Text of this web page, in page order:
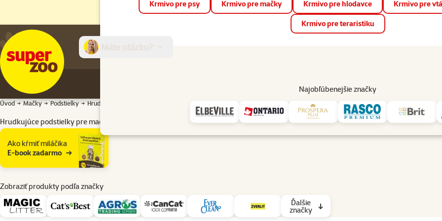
📱 Stiahnite si novú aplikáciu Super zoo.Viac informácií
Krmivo pre psy Krmivo pre mačky Krmivo pre hlodavce Krmivo pre
Krmivo pre teraristiku
Najobľúbenejšie značky
Predajne Služby
Úvod Mačky Podstielky Hrudkujúce
Hrudkujúce podstielky pre mačky
Podkategória
Ako kŕmiť miláčika
E-book zadarmo
Zobraziť produkty podľa značky
Ďalšie
značky